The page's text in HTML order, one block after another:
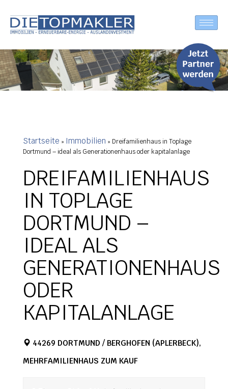
Startseite » Immobilien » Dreifamilienhaus in Toplage
Dortmund – ideal als Generationenhaus oder kapitalanlage
DREIFAMILIENHAUS
IN TOPLAGE
DORTMUND –
IDEAL ALS
GENERATIONENHAUS
ODER
KAPITALANLAGE
44269 DORTMUND / BERGHOFEN (APLERBECK),
MEHRFAMILIENHAUS ZUM KAUF